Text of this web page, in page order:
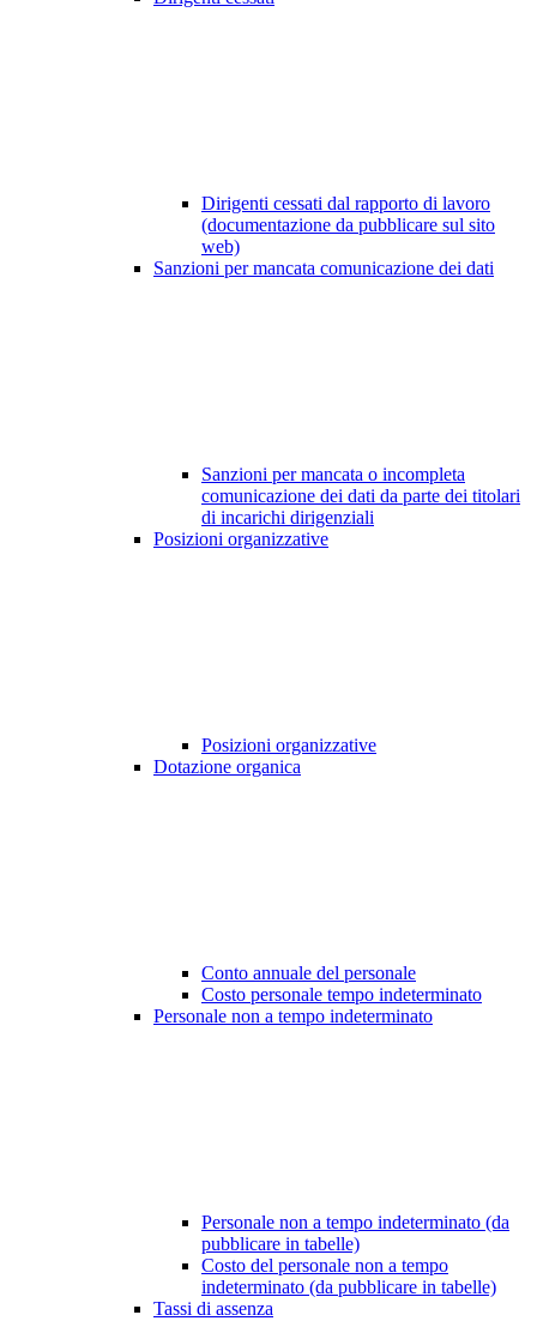
Dirigenti cessati dal rapporto di lavoro
(documentazione da pubblicare sul sito
web)
Sanzioni per mancata comunicazione dei dati
Sanzioni per mancata o incompleta
comunicazione dei dati da parte dei titolari
di incarichi dirigenziali
Posizioni organizzative
Posizioni organizzative
Dotazione organica
Conto annuale del personale
Costo personale tempo indeterminato
Personale non a tempo indeterminato
Personale non a tempo indeterminato (da
pubblicare in tabelle)
Costo del personale non a tempo
indeterminato (da pubblicare in tabelle)
Tassi di assenza